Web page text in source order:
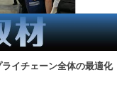
イチェーン全体の最適化